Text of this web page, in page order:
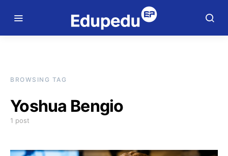
BROWSING TAG
Yoshua Bengio
1 post